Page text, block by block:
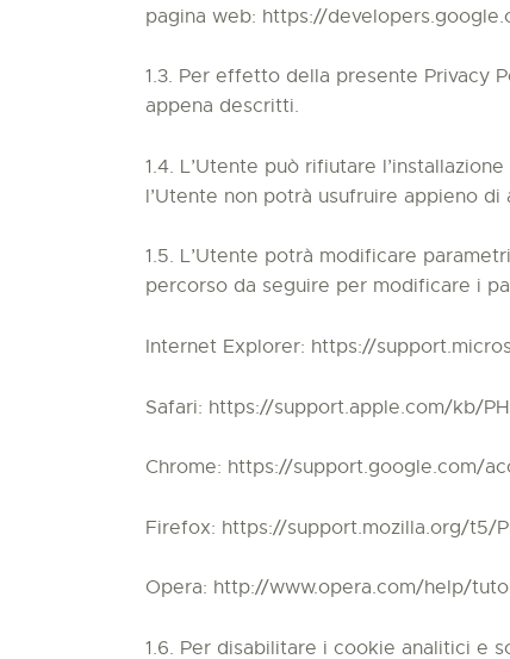
pagina web: https://
1.3. Per effetto della presente Privacy
appena descritti.
1.4. L’Utente può rifiutare
l’Utente non potrà usufruire appieno di
1.5. L’Utente potrà modificare
percorso da seguire per modificare i
Internet Explorer: https://
Safari: https://support.apple.com/kb/
Chrome: https://support.google.com/
Firefox: https://support.mozilla.org/t5/
Opera: http://www.opera.com/help/
1.6. Per disabilitare i cookie analitici e